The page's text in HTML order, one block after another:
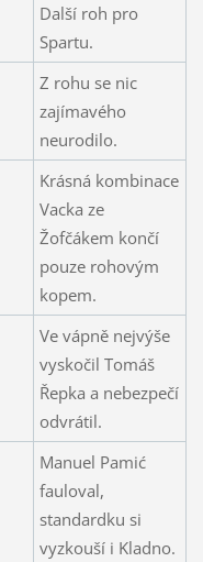
Další roh pro
Spartu.
Z rohu se nic
zajímavého
neurodilo.
Krásná kombinace
Vacka ze
Žofčákem končí
pouze rohovým
kopem.
Ve vápně nejvýše
vyskočil Tomáš
Řepka a nebezpečí
odvrátil.
Manuel Pamić
fauloval,
standardku si
vyzkouší i Kladno.